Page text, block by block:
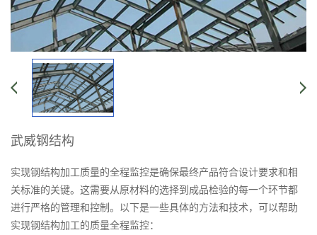
武威钢结构
实现钢结构加工质量的全程监控是确保最终产品符合设计要求和相
关标准的关键。这需要从原材料的选择到成品检验的每一个环节都
进行严格的管理和控制。以下是一些具体的方法和技术，可以帮助
实现钢结构加工的质量全程监控：